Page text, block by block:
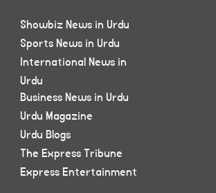
Showbiz News in Urdu
Sports News in Urdu
International News in
Urdu
Business News in Urdu
Urdu Magazine
Urdu Blogs
The Express Tribune
Express Entertainment